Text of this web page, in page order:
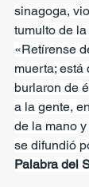
sinagoga,
tumulto de
«Retírense
muerta; está
burlaron de
a la gente,
de la mano
se difundió
Palabra del